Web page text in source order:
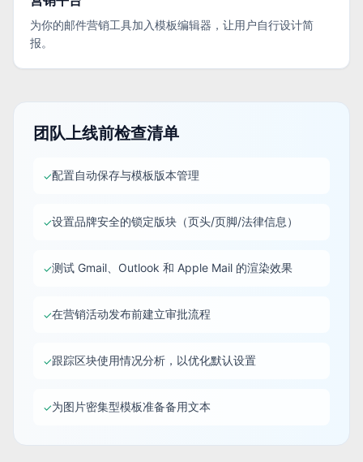
为你的邮件营销工具加入模板编辑器，让用户自行设计简
报。
团队上线前检查清单
✓配置自动保存与模板版本管理
✓设置品牌安全的锁定版块（页头/页脚/法律信息）
✓测试 Gmail、Outlook 和 Apple Mail 的渲染效果
✓在营销活动发布前建立审批流程
✓跟踪区块使用情况分析，以优化默认设置
✓为图片密集型模板准备备用文本